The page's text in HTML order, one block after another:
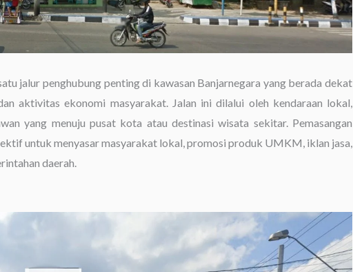
jalur penghubung penting di kawasan Banjarnegara yang berada dekat
aktivitas ekonomi masyarakat. Jalan ini dilalui oleh kendaraan lokal,
yang menuju pusat kota atau destinasi wisata sekitar. Pemasangan
untuk menyasar masyarakat lokal, promosi produk UMKM, iklan jasa,
daerah.